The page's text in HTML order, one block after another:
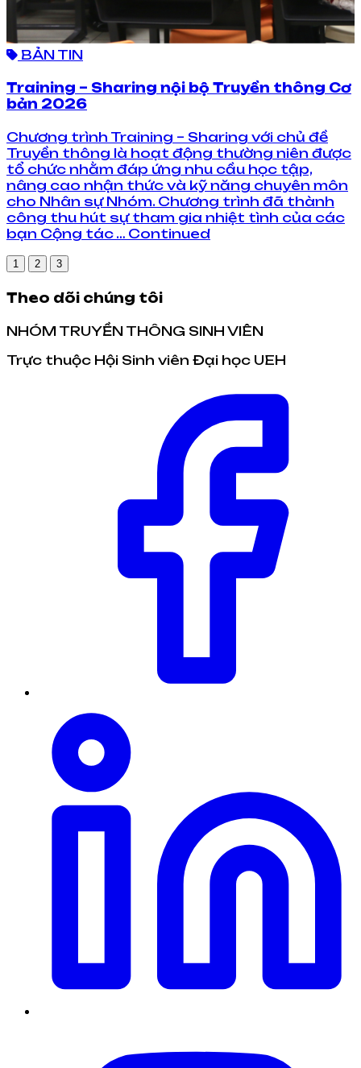
BẢN TIN
Training – Sharing nội bộ Truyền thông Cơ
bản 2026
Chương trình Training – Sharing với chủ đề
Truyền thông là hoạt động thường niên được
tổ chức nhằm đáp ứng nhu cầu học tập,
nâng cao nhận thức và kỹ năng chuyên môn
cho Nhân sự Nhóm. Chương trình đã thành
công thu hút sự tham gia nhiệt tình của các
bạn Cộng tác … Continued
1 2 3
Theo dõi chúng tôi
NHÓM TRUYỀN THÔNG SINH VIÊN
Trực thuộc Hội Sinh viên Đại học UEH